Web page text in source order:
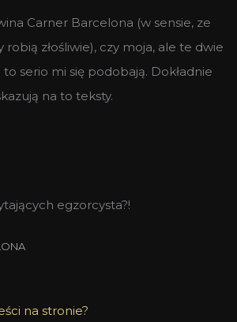
Carner Barcelona (w sensie, ze
złośliwie), czy moja, ale te dwie
serio mi się podobają. Dokładnie
na to teksty.
egzorcysta?!
na stronie?